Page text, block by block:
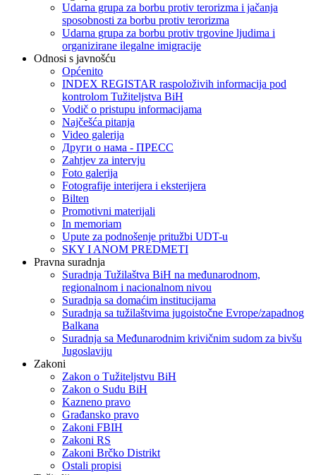
Udarna grupa za borbu protiv terorizma i jačanja
sposobnosti za borbu protiv terorizma
Udarna grupa za borbu protiv trgovine ljudima i
organizirane ilegalne imigracije
Odnosi s javnošću
Općenito
INDEX REGISTAR raspoloživih informacija pod
kontrolom Tužiteljstva BiH
Vodič o pristupu informacijama
Najčešća pitanja
Video galerija
Други о нама - ПРЕСC
Zahtjev za intervju
Foto galerija
Fotografije interijera i eksterijera
Bilten
Promotivni materijali
In memoriam
Upute za podnošenje pritužbi UDT-u
SKY I ANOM PREDMETI
Pravna suradnja
Suradnja Tužilaštva BiH na međunarodnom,
regionalnom i nacionalnom nivou
Suradnja sa domaćim institucijama
Suradnja sa tužilaštvima jugoistočne Evrope/zapadnog
Balkana
Suradnja sa Međunarodnim krivičnim sudom za bivšu
Jugoslaviju
Zakoni
Zakon o Тužiteljstvu BiH
Zakon o Sudu BiH
Kazneno pravo
Građansko pravo
Zakoni FBIH
Zakoni RS
Zakoni Brčko Distrikt
Ostali propisi